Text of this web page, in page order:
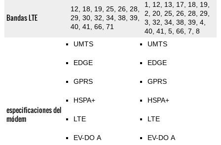
Bandas LTE
12, 18, 19, 25, 26, 28,
29, 30, 32, 34, 38, 39,
40, 41, 66, 71
1, 12, 13, 17, 18, 19,
2, 20, 25, 26, 28, 29,
3, 32, 34, 38, 39, 4,
40, 41, 5, 66, 7, 8
especificaciones del
módem
UMTS
EDGE
GPRS
HSPA+
LTE
EV-DO A
UMTS
EDGE
GPRS
HSPA+
LTE
EV-DO A